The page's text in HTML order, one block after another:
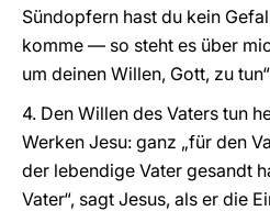
Sündopfern hast du kein
komme — so steht es über
um deinen Willen, Gott, zu
4. Den Willen des Vaters tun
Werken Jesu: ganz „für den
der lebendige Vater gesandt
Vater“, sagt Jesus, als er die